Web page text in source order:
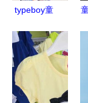
typeboy童
常见问题解
答（第1